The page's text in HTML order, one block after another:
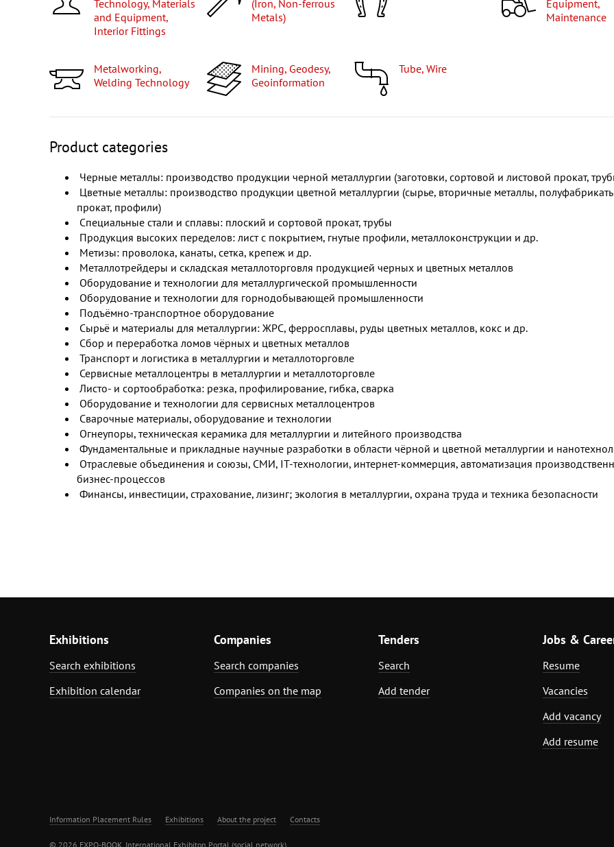
Technology, Materials
and Equipment,
Interior Fittings
(Iron, Non-ferrous
Metals)
Equipment,
Maintenance
Metalworking,
Welding Technology
Mining, Geodesy,
Geoinformation
Tube, Wire
Product categories
Черные металлы: производство продукции черной металлургии (заготовки, сортовой и листовой прокат,
Цветные металлы: производство продукции цветной металлургии (сырье, вторичные металлы,
прокат, профили)
Специальные стали и сплавы: плоский и сортовой прокат, трубы
Продукция высоких переделов: лист с покрытием, гнутые профили, металлоконструкции и др.
Метизы: проволока, канаты, сетка, крепеж и др.
Металлотрейдеры и складская металлоторговля продукцией черных и цветных металлов
Оборудование и технологии для металлургической промышленности
Оборудование и технологии для горнодобывающей промышленности
Подъёмно-транспортное оборудование
Сырьё и материалы для металлургии: ЖРС, ферросплавы, руды цветных металлов, кокс и др.
Сбор и переработка ломов чёрных и цветных металлов
Транспорт и логистика в металлургии и металлоторговле
Сервисные металлоцентры в металлургии и металлоторговле
Листо- и сортообработка: резка, профилирование, гибка, сварка
Оборудование и технологии для сервисных металлоцентров
Сварочные материалы, оборудование и технологии
Огнеупоры, техническая керамика для металлургии и литейного производства
Фундаментальные и прикладные научные разработки в области чёрной и цветной металлургии и
Отраслевые объединения и союзы, СМИ, IT-технологии, интернет-коммерция, автоматизация
бизнес-процессов
Финансы, инвестиции, страхование, лизинг; экология в металлургии, охрана труда и техника безопасности
Exhibitions
Search exhibitions
Exhibition calendar
Companies
Search companies
Companies on the map
Tenders
Search
Add tender
Jobs &
Resume
Vacancies
Add vacancy
Add resume
Information Placement Rules Exhibitions About the project Contacts
© 2026 EXPO-BOOK. International Exhibiton Portal (social network)